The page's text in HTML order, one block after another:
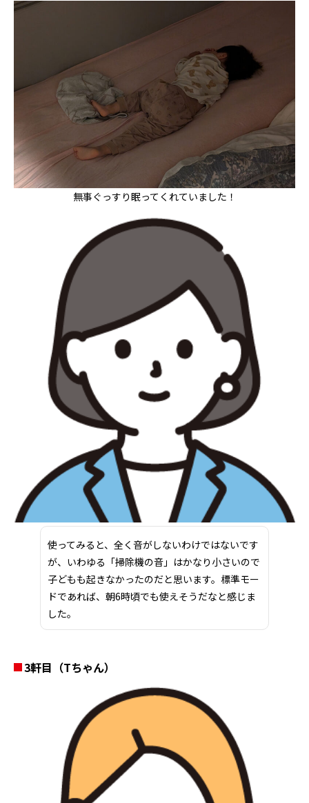
無事ぐっすり眠ってくれていました！
使ってみると、全く音がしないわけではないです
が、いわゆる「掃除機の音」はかなり小さいので
子どもも起きなかったのだと思います。標準モー
ドであれば、朝6時頃でも使えそうだなと感じま
した。
3軒目（Tちゃん）